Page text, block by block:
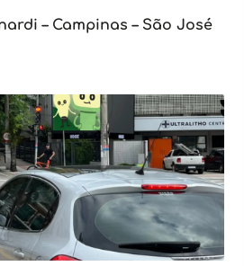
– Campinas – São José